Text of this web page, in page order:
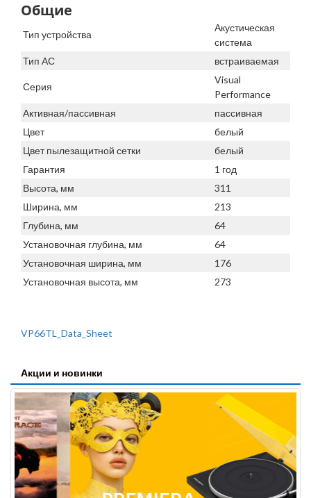
Общие
Тип устройства
Акустическая
система
Тип АС
встраиваемая
Серия
Visual
Performance
Активная/пассивная
пассивная
Цвет
белый
Цвет пылезащитной сетки
белый
Гарантия
1 год
Высота, мм
311
Ширина, мм
213
Глубина, мм
64
Установочная глубина, мм
64
Установочная ширина, мм
176
Установочная высота, мм
273
VP66TL_Data_Sheet
Акции и новинки